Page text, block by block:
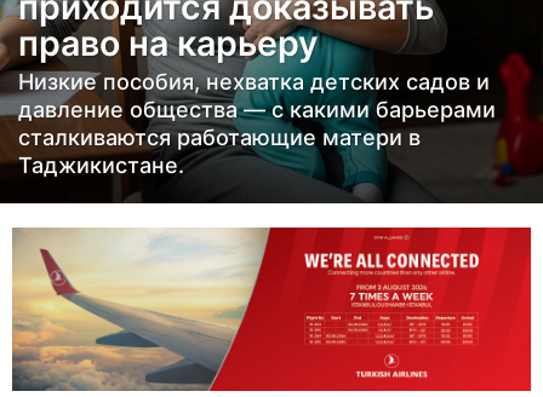
а
з
а
д
1
г
о
д
з
а
право на карьеру
Низкие пособия, нехватка детских садов и
давление общества — с какими барьерами
сталкиваются работающие матери в
Таджикистане.